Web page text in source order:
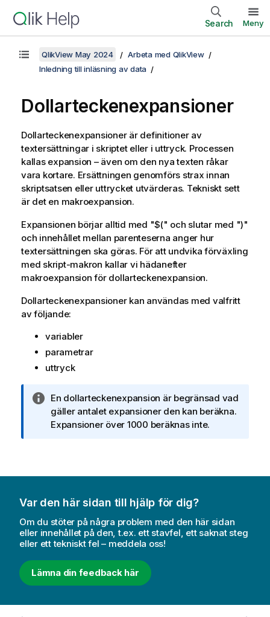
Search Meny
QlikView May 2024
Arbeta med QlikView
Inledning till inläsning av data
Dollarteckenexpansioner
Dollarteckenexpansioner är definitioner av
textersättningar i skriptet eller i uttryck. Processen
kallas expansion – även om den nya texten råkar
vara kortare. Ersättningen genomförs strax innan
skriptsatsen eller uttrycket utvärderas. Tekniskt sett
är det en makroexpansion.
Expansionen börjar alltid med "$(" och slutar med ")"
och innehållet mellan parenteserna anger hur
textersättningen ska göras. För att undvika förväxling
med skript-makron kallar vi hädanefter
makroexpansion för dollarteckenexpansion.
Dollarteckenexpansioner kan användas med valfritt
av följande:
variabler
parametrar
uttryck
A
n
t
n
n
g
o
m
i
n
f
En dollarteckenexpansion är begränsad vad
gäller antalet expansioner den kan beräkna.
Expansioner över 1000 beräknas inte.
Var den här sidan till hjälp för dig?
Om du stöter på några problem med den här sidan
eller innehållet på den, t.ex. ett stavfel, ett saknat steg
eller ett tekniskt fel – meddela oss!
Lämna din feedback här